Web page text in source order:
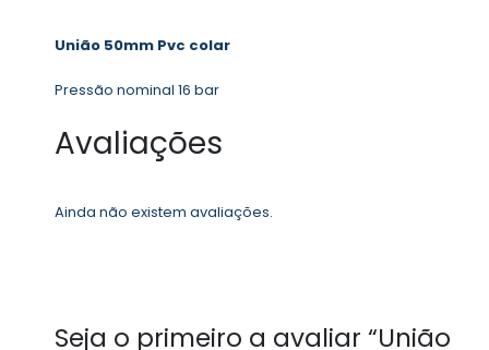
União 50mm Pvc colar
Pressão nominal 16 bar
Avaliações
Ainda não existem avaliações.
Seja o primeiro a avaliar “União